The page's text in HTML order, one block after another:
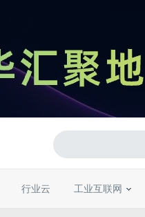
行业云 工业互联网